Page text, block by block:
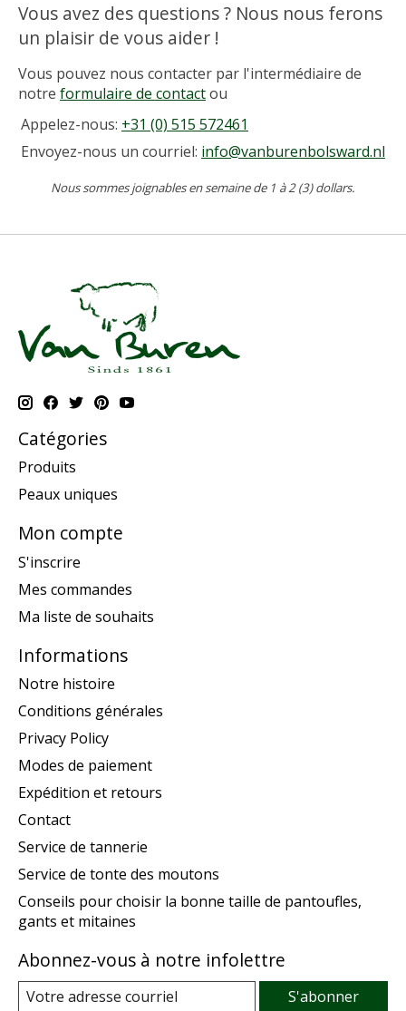
Vous avez des questions ? Nous nous ferons
un plaisir de vous aider !
Vous pouvez nous contacter par l'intermédiaire de
notre formulaire de contactou
Appelez-nous: +31 (0) 515 572461
Envoyez-nous un courriel: info@vanburenbolsward.nl
Nous sommes joignables en semaine de 1 à 2 (3) dollars.
Catégories
Produits
Peaux uniques
Mon compte
S'inscrire
Mes commandes
Ma liste de souhaits
Informations
Notre histoire
Conditions générales
Privacy Policy
Modes de paiement
Expédition et retours
Contact
Service de tannerie
Service de tonte des moutons
Conseils pour choisir la bonne taille de pantoufles,
gants et mitaines
Abonnez-vous à notre infolettre
S'abonner